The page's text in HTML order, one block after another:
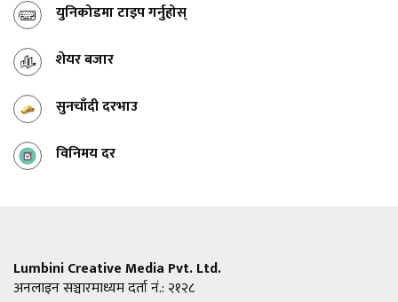
युनिकोडमा टाइप गर्नुहोस्
शेयर बजार
सुनचाँदी दरभाउ
विनिमय दर
Lumbini Creative Media Pvt. Ltd.
अनलाइन सञ्चारमाध्यम दर्ता नं.: २१२८